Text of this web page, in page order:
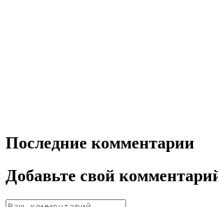
Последние комментарии
Добавьте свой